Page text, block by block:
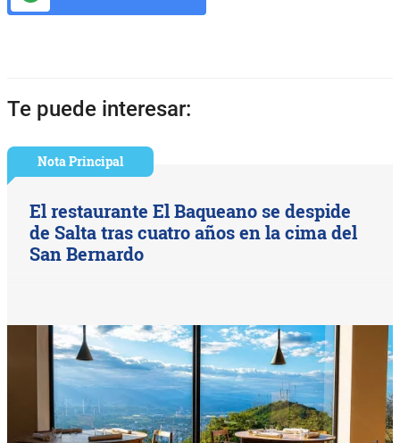
Te puede interesar:
Nota Principal
El restaurante El Baqueano se despide
de Salta tras cuatro años en la cima del
San Bernardo